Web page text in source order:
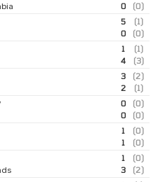
0 (0)
5
(1)
0
(0)
1
(1)
4
(3)
3
(2)
2
(1)
0
(0)
0
(0)
1
(0)
1
(0)
1
(0)
3
(2)